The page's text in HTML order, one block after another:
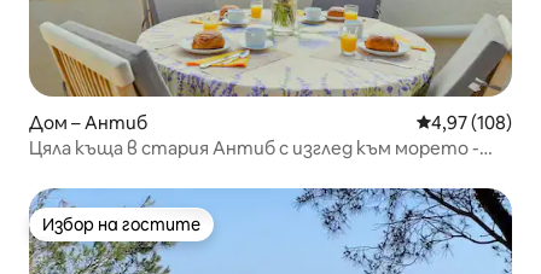
Дом – Антиб Средна
4,97 (108)
Цяла къща в стария Антиб с изглед към морето -
Избор на гостите
Избор на гостите